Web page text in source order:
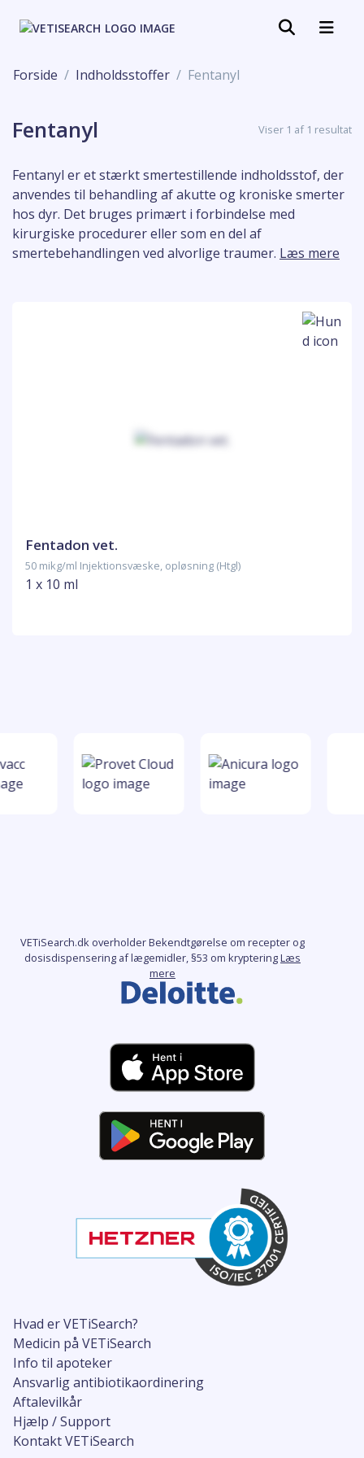
Forside Indholdsstoffer Fentanyl
Fentanyl Viser 1 af 1 resultat
Fentanyl er et stærkt smertestillende indholdsstof, der
anvendes til behandling af akutte og kroniske smerter
hos dyr. Det bruges primært i forbindelse med
kirurgiske procedurer eller som en del af
smertebehandlingen ved alvorlige traumer. Læs mere
Fentadon vet.
50 mikg/ml Injektionsvæske, opløsning (Htgl)
1 x 10 ml
Hvad er VETiSearch?
Medicin på VETiSearch
Info til apoteker
Ansvarlig antibiotikaordinering
Aftalevilkår
Hjælp / Support
Kontakt VETiSearch
VETiSearch.dk overholder Bekendtgørelse om recepter og
dosisdispensering af lægemidler, §53 om krypteringLæs
mere